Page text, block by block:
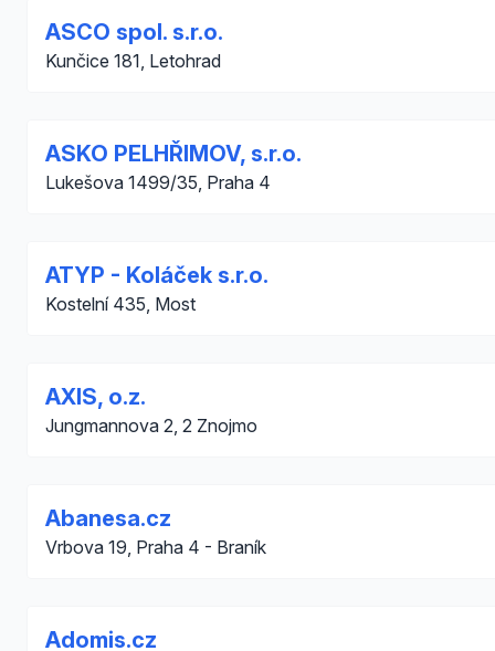
ASCO spol. s.r.o.
Kunčice 181, Letohrad
ASKO PELHŘIMOV, s.r.o.
Lukešova 1499/35, Praha 4
ATYP - Koláček s.r.o.
Kostelní 435, Most
AXIS, o.z.
Jungmannova 2, 2 Znojmo
Abanesa.cz
Vrbova 19, Praha 4 - Braník
Adomis.cz